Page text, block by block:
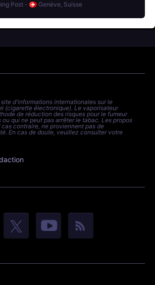
Post - Genève, Suisse
d'informations internationales sur le
(cigarette électronique). Le vaporisateur
de réduction des risques pour le fumeur
qui ne peut pas arrêter le tabac. Les propos
contraire, ne proviennent pas de
En cas de doute, veuillez consulter votre